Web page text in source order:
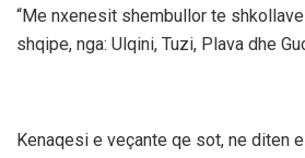
“Me nxenesit shembullor te
shqipe, nga: Ulqini, Tuzi, Plava dhe
Kenaqesi e veçante qe sot, ne diten